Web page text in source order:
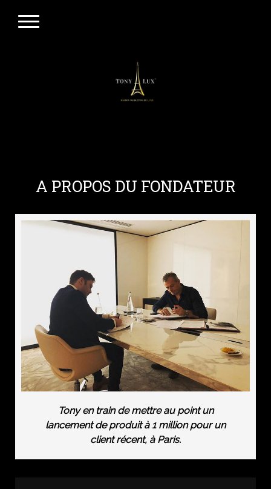
A PROPOS DU FONDATEUR
Tony en train de mettre au point un
lancement de produit à 1 million pour un
client récent, à Paris.